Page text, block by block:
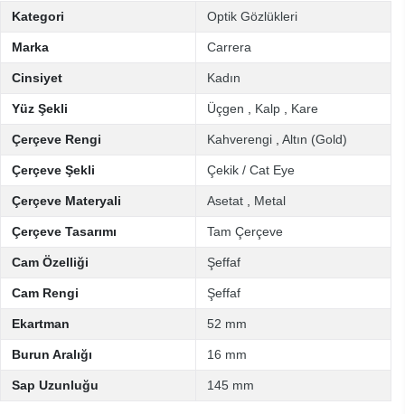
Kategori Optik Gözlükleri
Marka Carrera
Cinsiyet Kadın
Yüz Şekli Üçgen Kalp Kare
Çerçeve Rengi Kahverengi Altın (Gold)
Çerçeve Şekli Çekik / Cat Eye
Çerçeve Materyali Asetat Metal
Çerçeve Tasarımı Tam Çerçeve
Cam Özelliği Şeffaf
Cam Rengi Şeffaf
Ekartman 52 mm
Burun Aralığı 16 mm
Sap Uzunluğu 145 mm